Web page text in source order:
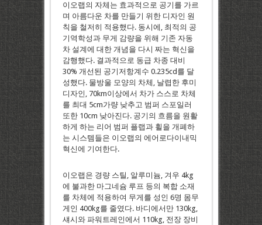
이오랩의 자체는 효과적으로 공기를 가르
며 아름다운 차를 만들기 위한 디자인 원
칙을 철저히 적용했다. 동시에, 최적의 공
기역학성과 무게 감량을 위해 기존 자동
차 설계에 대한 개념을 다시 짜는 혁신을
감행했다. 결과적으로 동급 차종 대비
30% 개선된 공기저항계수 0.235cd를 달
성했다. 물방울 모양의 차체, 날렵한 후미
디자인, 70km이상에서 차가 스스로 차체
를 최대 5cm가량 낮추고 범퍼 스포일러
또한 10cm 낮아진다. 공기의 흐름을 원활
하게 하는 리어 범퍼 플랩과 휠을 개폐하
는 시스템들은 이오랩의 에어로다이내믹
혁신에 기여한다.
이오랩은 경량 스틸, 알루미늄, 겨우 4kg
에 불과한 마그네슘 루프 등의 복합 소재
를 차체에 적용하여 무게를 성인 6명 몸무
게인 400kg를 줄였다. 바디에서만 130kg,
섀시와 파워트레인에서 110kg, 전장 장비